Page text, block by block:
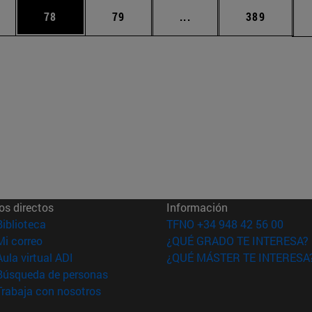
Use TAB para desplazarse.
Página
78 Página
79 ... Páginas intermedias
Página
389
directos
(abre en nueva ventana)
correo(abre en nueva ventana)
virtual ADI (abre en nueva ventana)
de personas(abre en nueva ventana)
con nosotros(abre en nueva ventana)
Información
TFNO +34 948 42 56 00
¿QUÉ GRADO TE INTERESA?
¿QUÉ MÁSTER TE